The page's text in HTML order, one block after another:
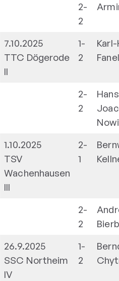
2-
2
7.10.2025
TTC Dögerode
II
1-
2
2-
2
1.10.2025
TSV
Wachenhausen
III
2-
1
2-
2
26.9.2025
SSC Northeim
IV
1-
2